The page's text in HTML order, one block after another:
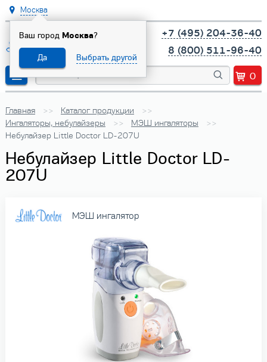
Москва
Ваш город Москва?
Да Выбрать другой
+7 (495) 204-36-40
8 (800) 511-96-40
0
Главная
Каталог продукции
Ингаляторы, небулайзеры
МЭШ ингаляторы
Небулайзер Little Doctor LD-207U
Небулайзер Little Doctor LD-
207U
МЭШ ингалятор